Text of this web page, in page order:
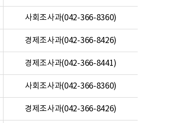
사회조사과(042-366-8360)
경제조사과(042-366-8426)
경제조사과(042-366-8441)
사회조사과(042-366-8360)
경제조사과(042-366-8426)